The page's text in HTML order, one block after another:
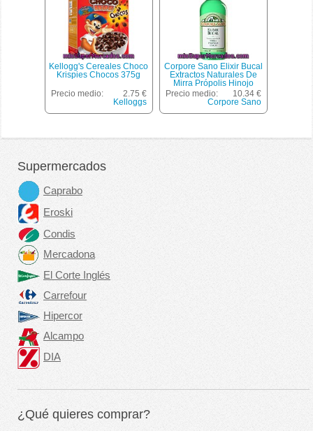
Kellogg's Cereales Choco
Krispies Chocos 375g
Precio medio:
2.75 €
Kelloggs
Corpore Sano Elixir Bucal
Extractos Naturales De
Mirra Própolis Hinojo
Envase 250 Ml
Precio medio:
10.34 €
Corpore Sano
Supermercados
Caprabo
Eroski
Condis
Mercadona
El Corte Inglés
Carrefour
Hipercor
Alcampo
DIA
¿Qué quieres comprar?